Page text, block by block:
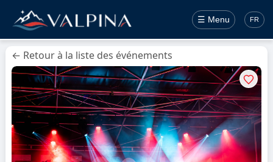
☰ Menu FR
← Retour à la liste des événements